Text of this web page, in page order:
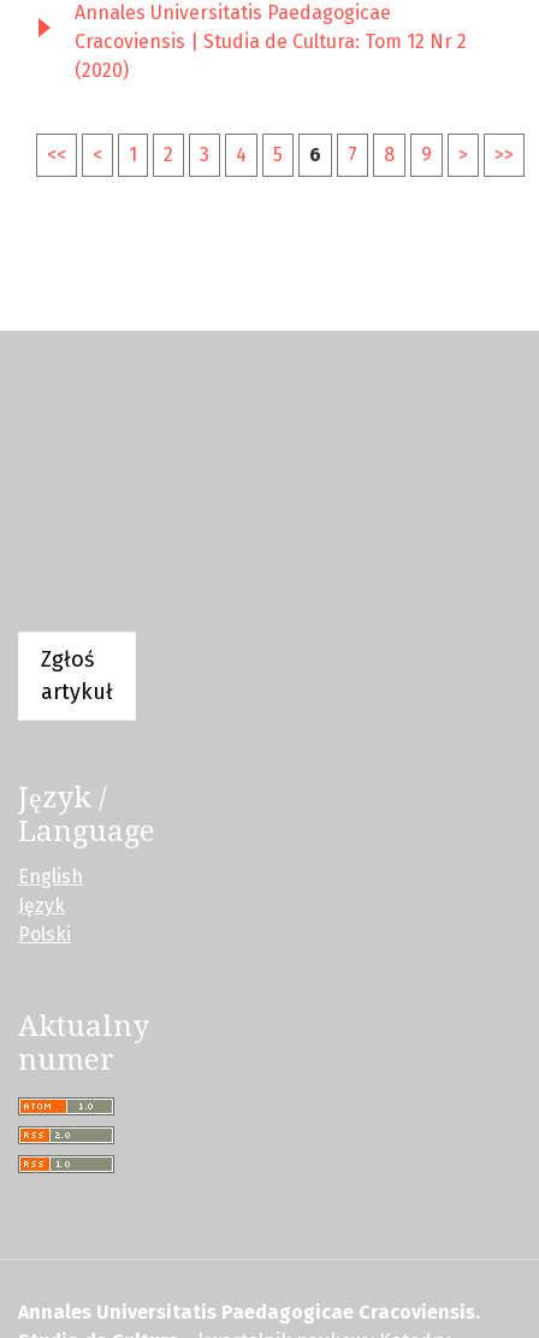
Annales Universitatis Paedagogicae
Cracoviensis | Studia de Cultura: Tom 12 Nr 2
(2020)
<< < 1 2 3 4 5 6 7 8 9 > >>
Zgłoś
artykuł
Język /
Language
English
Język
Polski
Aktualny
numer
Annales Universitatis Paedagogicae Cracoviensis.